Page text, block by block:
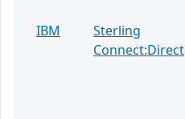
IBM
Sterling
Connect:Direct